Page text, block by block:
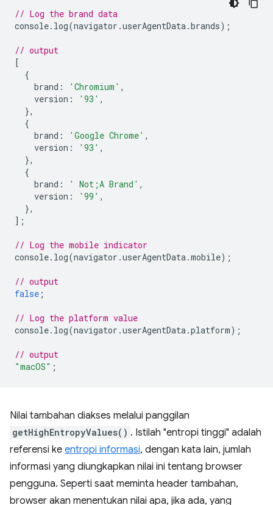
// Log the brand data
console. log(navigator .userAgentData.brands);
// output
[
{
brand : 'Chromium' ,
version : '93' ,
},
{
brand : 'Google Chrome' ,
version : '93' ,
},
{
brand : ' Not;A Brand' ,
version : '99' ,
},
];
// Log the mobile indicator
console. log(navigator .userAgentData.mobile);
// output
false ;
// Log the platform value
console. log(navigator .userAgentData.platform);
// output
"macOS" ;
Nilai tambahan diakses melalui panggilan
getHighEntropyValues() . Istilah "entropi tinggi" adalah
referensi ke entropi informasi, dengan kata lain, jumlah
informasi yang diungkapkan nilai ini tentang browser
pengguna. Seperti saat meminta header tambahan,
browser akan menentukan nilai apa, jika ada, yang